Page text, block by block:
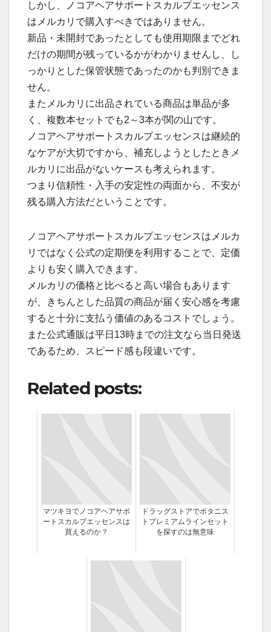
しかし、ノコアヘアサポートスカルプエッセンス
はメルカリで購入すべきではありません。
新品・未開封であったとしても使用期限までどれ
だけの期間が残っているかがわかりませんし、し
っかりとした保管状態であったのかも判別できま
せん。
またメルカリに出品されている商品は単品が多
く、複数本セットでも2～3本が関の山です。
ノコアヘアサポートスカルプエッセンスは継続的
なケアが大切ですから、補充しようとしたときメ
ルカリに出品がないケースも考えられます。
つまり信頼性・入手の安定性の両面から、不安が
残る購入方法だということです。
ノコアヘアサポートスカルプエッセンスはメルカ
リではなく公式の定期便を利用することで、定価
よりも安く購入できます。
メルカリの価格と比べると高い場合もあります
が、きちんとした品質の商品が届く安心感を考慮
すると十分に支払う価値のあるコストでしょう。
また公式通販は平日13時までの注文なら当日発送
であるため、スピード感も段違いです。
Related posts:
マツキヨでノコアヘアサポ
ートスカルプエッセンスは
買えるのか？
ドラッグストアでボタニス
トプレミアムラインセット
を探すのは無意味